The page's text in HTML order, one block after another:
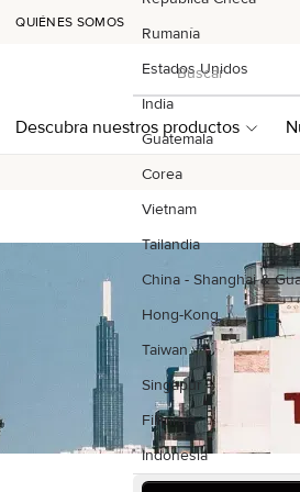
QUIÉNES SOMOS
Rumanía
Estados Unidos
India
Guatemala
Corea
Vietnam
Tailandia
China - Shanghai &
Hong-Kong
Taiwan
Singapur
Filipinas
Indonesia
Buscar
Buscar
Descubra nuestros productos